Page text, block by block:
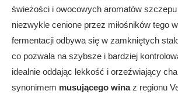
świeżości i owocowych aromatów
niezwykle cenione przez miłośników tego
fermentacji odbywa się w zamkniętych
co pozwala na szybsze i bardziej
idealnie oddając lekkość i orzeźwiający
synonimem musującego winaz regionu